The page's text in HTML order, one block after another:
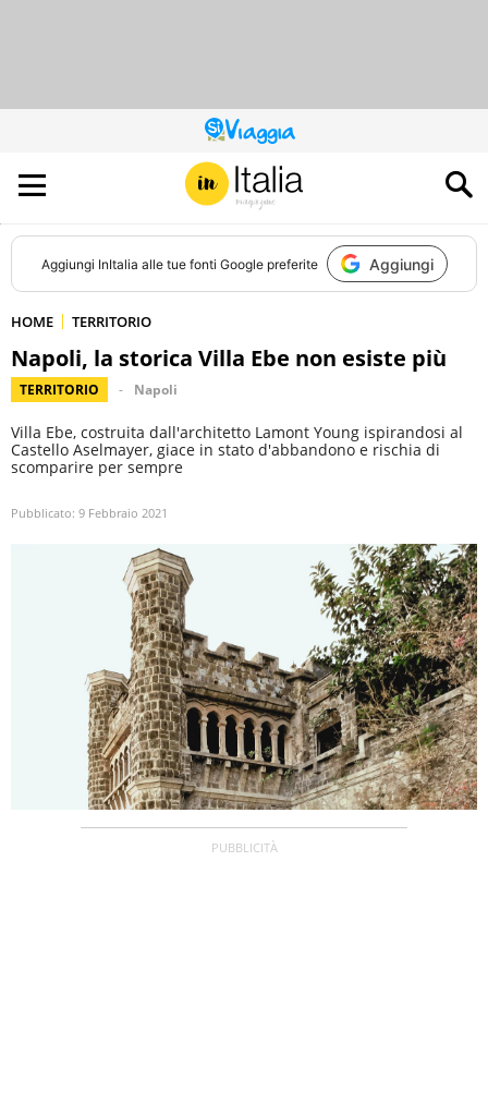
QUESTO
SITO
CONTRIBUISCE
ALL’AUDIENCE
DI
Aggiungi InItalia alle tue fonti Google preferite Aggiungi
HOME TERRITORIO
Napoli, la storica Villa Ebe non esiste più
TERRITORIO Napoli
Villa Ebe, costruita dall'architetto Lamont Young ispirandosi al
Castello Aselmayer, giace in stato d'abbandono e rischia di
scomparire per sempre
Pubblicato: 9 Febbraio 2021